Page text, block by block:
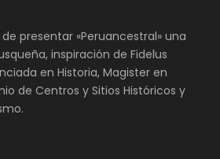
presentar «Peruancestral» una
inspiración de Fidelus
en Historia, Magister en
de Centros y Sitios Históricos y